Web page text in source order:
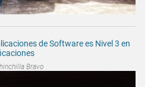
de Software es Nivel 3 en
Bravo